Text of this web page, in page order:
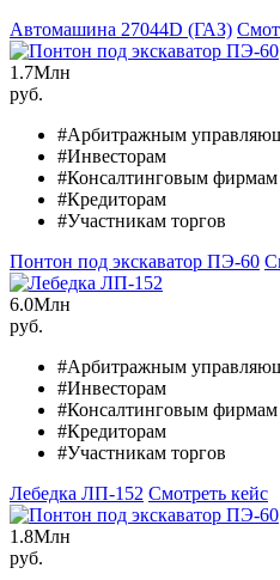
Автомашина 27044D (ГАЗ)
1.7Млн
руб.
#Арбитражным
#Инвесторам
#Консалтинговым фирмам
#Кредиторам
#Участникам торгов
Понтон под экскаватор ПЭ-60
6.0Млн
руб.
#Арбитражным
#Инвесторам
#Консалтинговым фирмам
#Кредиторам
#Участникам торгов
Лебедка ЛП-152 Смотреть кейс
1.8Млн
руб.